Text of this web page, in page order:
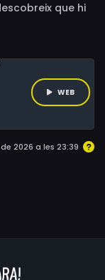
que hi
casa
a perdre
WEB
2026 a les 23:39